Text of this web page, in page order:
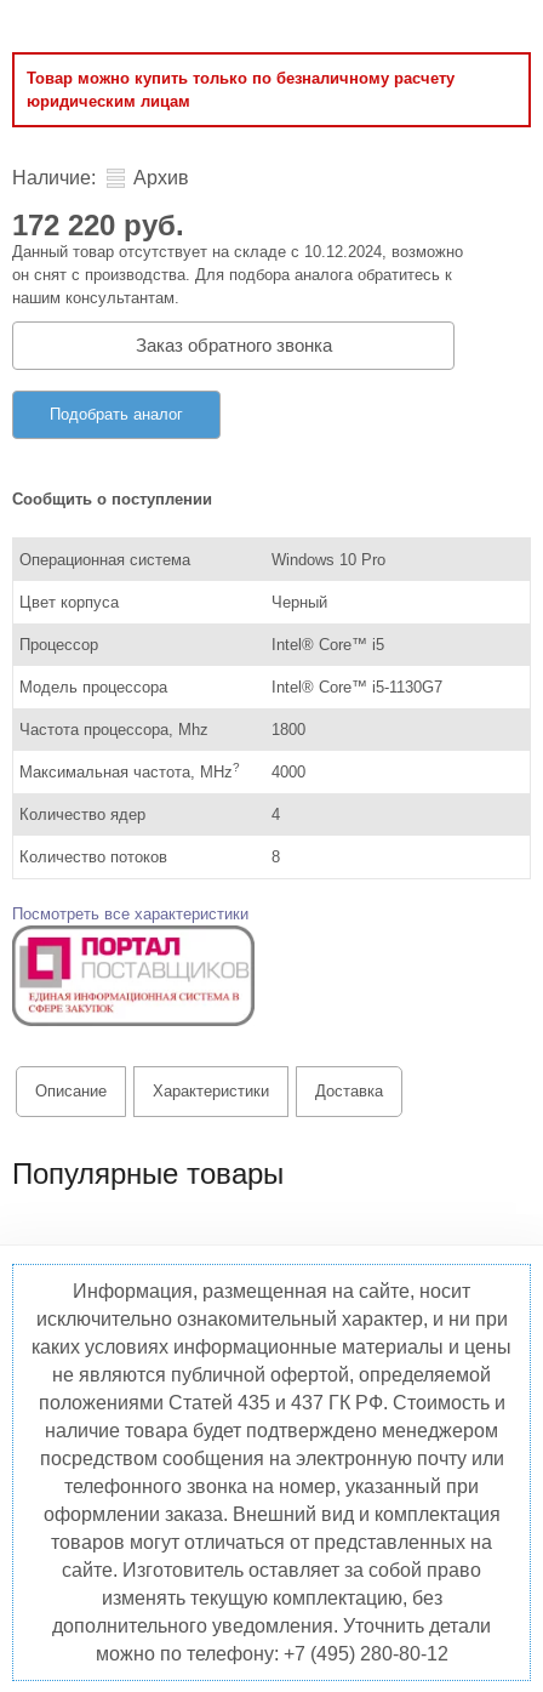
Товар можно купить только по безналичному расчету
юридическим лицам
Наличие: Архив
172 220 руб.
Данный товар отсутствует на складе с 10.12.2024, возможно
он снят с производства. Для подбора аналога обратитесь к
нашим консультантам.
Заказ обратного звонка
Подобрать аналог
Сообщить о поступлении
Операционная система Windows 10 Pro
Цвет корпуса Черный
Процессор Intel® Core™ i5
Модель процессора Intel® Core™ i5-1130G7
Частота процессора, Mhz 1800
Максимальная частота, MHz? 4000
Количество ядер 4
Количество потоков 8
Посмотреть все характеристики
Описание Характеристики Доставка
Популярные товары
Информация, размещенная на сайте, носит
исключительно ознакомительный характер, и ни при
каких условиях информационные материалы и цены
не являются публичной офертой, определяемой
положениями Статей 435 и 437 ГК РФ. Стоимость и
наличие товара будет подтверждено менеджером
посредством сообщения на электронную почту или
телефонного звонка на номер, указанный при
оформлении заказа. Внешний вид и комплектация
товаров могут отличаться от представленных на
сайте. Изготовитель оставляет за собой право
изменять текущую комплектацию, без
дополнительного уведомления. Уточнить детали
можно по телефону: +7 (495) 280-80-12